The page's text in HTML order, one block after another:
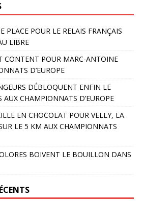
PLACE POUR LE RELAIS FRANÇAIS
LIBRE
CONTENT POUR MARC-ANTOINE
D’EUROPE
DÉBLOQUENT ENFIN LE
AUX CHAMPIONNATS D’EUROPE
EN CHOCOLAT POUR VELLY, LA
LE 5 KM AUX CHAMPIONNATS
BOIVENT LE BOUILLON DANS